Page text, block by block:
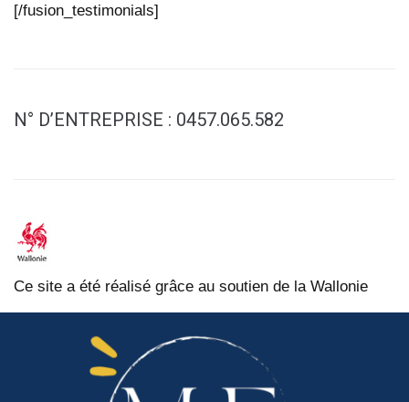
[/fusion_testimonials]
N° D’ENTREPRISE : 0457.065.582
Ce site a été réalisé grâce au soutien de la Wallonie